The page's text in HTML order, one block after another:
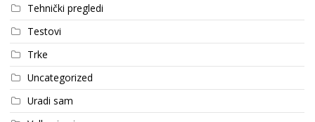
Tehnički pregledi
Testovi
Trke
Uncategorized
Uradi sam